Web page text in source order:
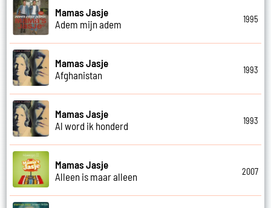
Mamas Jasje
Adem mijn adem
1995
Mamas Jasje
Afghanistan
1993
Mamas Jasje
Al word ik honderd
1993
Mamas Jasje
Alleen is maar alleen
2007